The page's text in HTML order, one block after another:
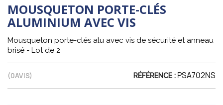
MOUSQUETON PORTE-CLÉS
ALUMINIUM AVEC VIS
Mousqueton porte-clés alu avec vis de sécurité et anneau
brisé - Lot de 2
(0AVIS) RÉFÉRENCE : PSA702NS